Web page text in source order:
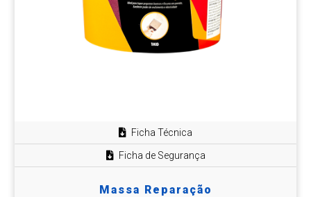
Ficha Técnica
Ficha de Segurança
Massa Reparação